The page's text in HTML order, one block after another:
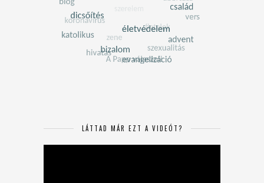
LÁTTAD MÁR EZT A VIDEÓT?